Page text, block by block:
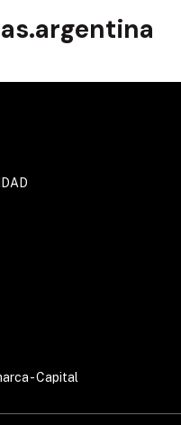
- Capital